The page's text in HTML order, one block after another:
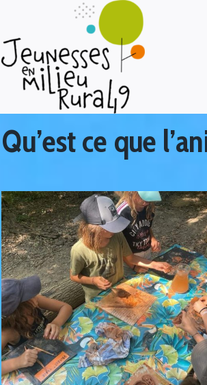
Qu’est ce que